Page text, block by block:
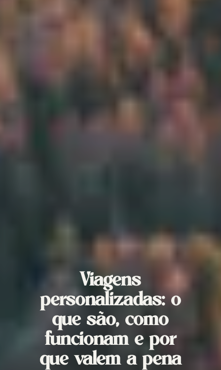
Viagens
personalizadas: o
que são, como
funcionam e por
que valem a pena